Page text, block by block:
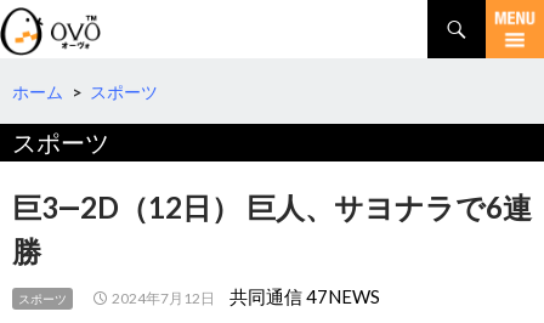
検
索
コ
テ
へ
移
動
ホーム > スポーツ
スポーツ
巨3―2D（12日） 巨人、サヨナラで6連
勝
スポーツ 2024年7月12日 共同通信 47NEWS